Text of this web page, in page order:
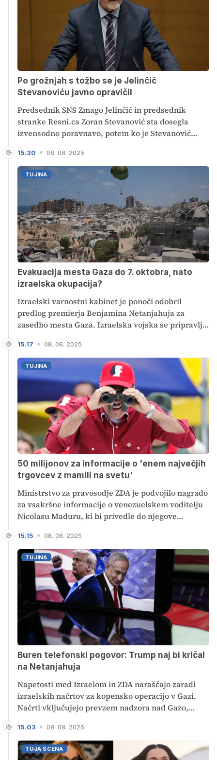
Po grožnjah s tožbo se je Jelinčič
Stevanoviću javno opravičil
Predsednik SNS Zmago Jelinčič in predsednik
stranke Resni.ca Zoran Stevanović sta dosegla
izvensodno poravnavo, potem ko je Stevanović
Jelinčič se je Stevanoviću na Facebooku javno
opravičil za "neresnične in žaljive izjave".
TUJINA
15.30 08. 08. 2025
Evakuacija mesta Gaza do 7. oktobra, nato
izraelska okupacija?
Izraelski varnostni kabinet je ponoči odobril
predlog premierja Benjamina Netanjahuja za
zasedbo mesta Gaza. Izraelska vojska se pripravlja
delila humanitarno pomoč civilnemu prebivalstvu
zunaj bojnih območij, so po poročanju tujih
tiskovnih agencij sporočili iz Netanjahujevega
urada. Več svetovnih politikov je napovedi
obsodilo, tudi slovenska zunanja ministrica Tanja
Fajon. Vsak takšen poskus bi po njenih besedah še
dodatno poslabšal že tako nevzdržne humanitarne
razmere v opustošeni enklavi.
TUJINA
15.17 08. 08. 2025
50 milijonov za informacije o 'enem največjih
trgovcev z mamili na svetu'
Ministrstvo za pravosodje ZDA je podvojilo nagrado
za vsakršne informacije o venezuelskem voditelju
Nicolasu Maduru, ki bi privedle do njegove
ZDA obtožujejo trgovine z drogami in
narkoterorizma, zdaj znaša 50 milijonov dolarjev
(43 milijonov evrov).
TUJINA
15.15 08. 08. 2025
Buren telefonski pogovor: Trump naj bi kričal
na Netanjahuja
Napetosti med Izraelom in ZDA naraščajo zaradi
izraelskih načrtov za kopensko operacijo v Gazi.
Načrti vključujejo prevzem nadzora nad Gazo,
Po poročanju ameriških medijev naj bi izraelski
načrti sprožili buren klic med izraelskim
premierjem Benjaminom Netanjahujem in
TUJA SCENA
15.03 08. 08. 2025